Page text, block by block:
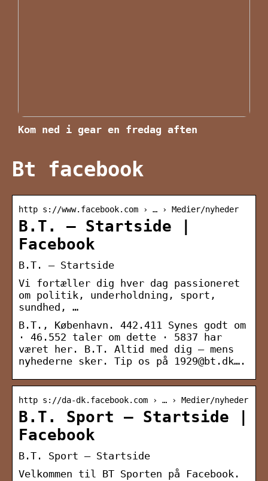
Kom ned i gear en fredag aften
Bt facebook
http s://www.facebook.com › … › Medier/nyheder
B.T. – Startside |
Facebook
B.T. – Startside
Vi fortæller dig hver dag passioneret
om politik, underholdning, sport,
sundhed, …
B.T., København. 442.411 Synes godt om
· 46.552 taler om dette · 5837 har
været her. B.T. Altid med dig – mens
nyhederne sker. Tip os på 1929@bt.dk….
http s://da-dk.facebook.com › … › Medier/nyheder
B.T. Sport – Startside |
Facebook
B.T. Sport – Startside
Velkommen til BT Sporten på Facebook.